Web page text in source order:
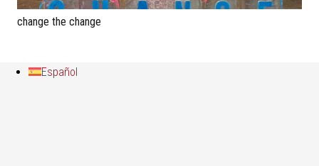
change the change
Español